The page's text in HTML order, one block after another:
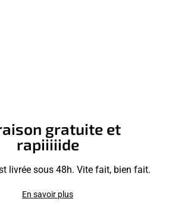
gratuite et
rapiiiiide
livrée sous 48h. Vite fait, bien fait.
En savoir plus